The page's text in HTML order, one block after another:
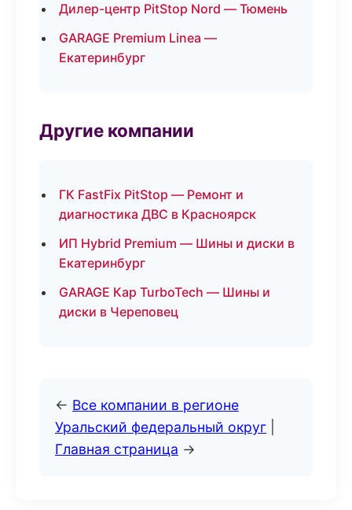
Дилер-центр PitStop Nord — Тюмень
GARAGE Premium Linea —
Екатеринбург
Другие компании
ГК FastFix PitStop — Ремонт и
диагностика ДВС в Красноярск
ИП Hybrid Premium — Шины и диски в
Екатеринбург
GARAGE Кар TurboTech — Шины и
диски в Череповец
← Все компании в регионе
Уральский федеральный округ
Главная страница →